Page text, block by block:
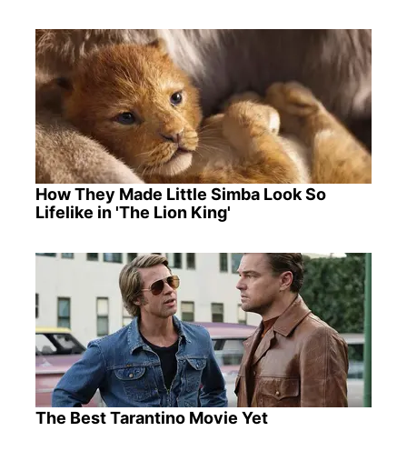
How They Made Little Simba Look So
Lifelike in 'The Lion King'
The Best Tarantino Movie Yet